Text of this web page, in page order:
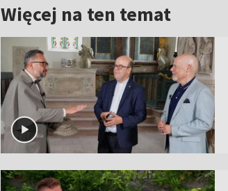
Więcej na ten temat